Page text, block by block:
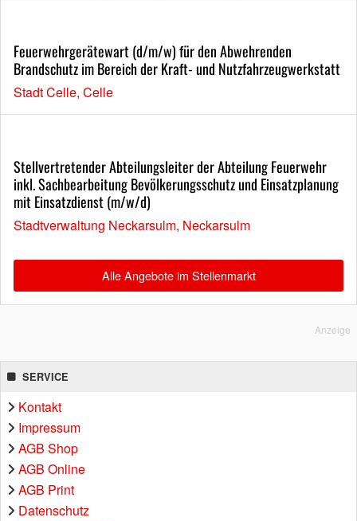
Feuerwehrgerätewart (d/m/w) für den Abwehrenden
Brandschutz im Bereich der Kraft- und Nutzfahrzeugwerkstatt
Stadt Celle, Celle
Stellvertretender Abteilungsleiter der Abteilung Feuerwehr
inkl. Sachbearbeitung Bevölkerungsschutz und Einsatzplanung
mit Einsatzdienst (m/w/d)
Stadtverwaltung Neckarsulm, Neckarsulm
Alle Angebote im Stellenmarkt
Anzeige
SERVICE
Kontakt
Impressum
AGB Shop
AGB Online
AGB Print
Datenschutz